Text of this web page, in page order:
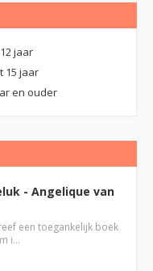
jaar
15 jaar
en ouder
- Angelique van
een toegankelijk boek
i…